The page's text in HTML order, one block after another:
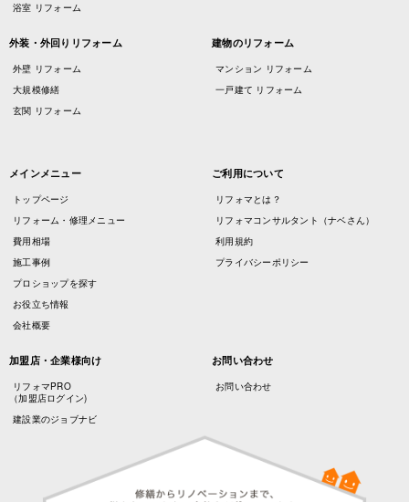
浴室 リフォーム
外装・外回りリフォーム
外壁 リフォーム
大規模修繕
玄関 リフォーム
建物のリフォーム
マンション リフォーム
一戸建て リフォーム
メインメニュー
トップページ
リフォーム・修理メニュー
費用相場
施工事例
プロショップを探す
お役立ち情報
会社概要
ご利用について
リフォマとは？
リフォマコンサルタント（ナベさん）
利用規約
プライバシーポリシー
加盟店・企業様向け
リフォマPRO
（加盟店ログイン)
建設業のジョブナビ
お問い合わせ
お問い合わせ